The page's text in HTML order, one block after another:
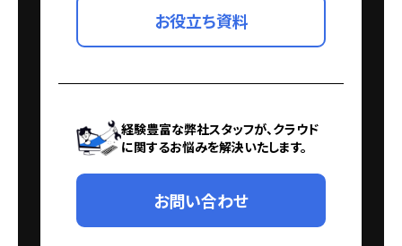
お役立ち資料
経験豊富な弊社スタッフが、クラウド
に関するお悩みを解決いたします。
お問い合わせ